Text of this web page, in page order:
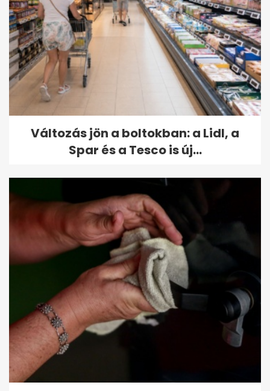
Változás jön a boltokban: a Lidl, a
Spar és a Tesco is új...